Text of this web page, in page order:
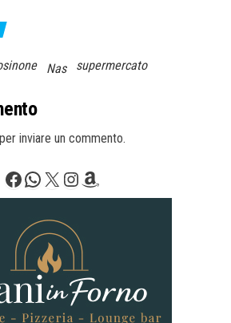
Nas supermercato
per inviare un commento.
Facebook
WhatsApp
X Instagram
Amazon